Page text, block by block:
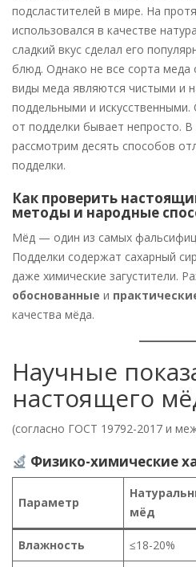
подсластителей в мире. На
использовался в качестве
сладкий вкус сделал его
блюд. Однако не все сорта
виды меда являются чистыми и
поддельными и
от подделки бывает непросто.
рассмотрим десять способов
подделки.
Как проверить
методы и народные
Мёд — один из самых
Подделки содержат сахарный
даже химические загустители.
обоснованные и
качества мёда.
Научные
настоящего
(согласно ГОСТ 19792-2017 и
Физико-химические
Параметр
мёд
Влажность ≤18-20%